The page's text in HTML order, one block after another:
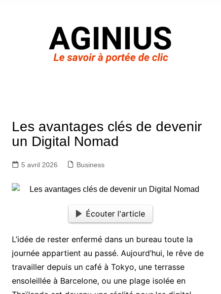
Les avantages clés de devenir
un Digital Nomad
5 avril 2026 Business
Écouter l'article
L’idée de rester enfermé dans un bureau toute la
journée appartient au passé. Aujourd’hui, le rêve de
travailler depuis un café à Tokyo, une terrasse
ensoleillée à Barcelone, ou une plage isolée en